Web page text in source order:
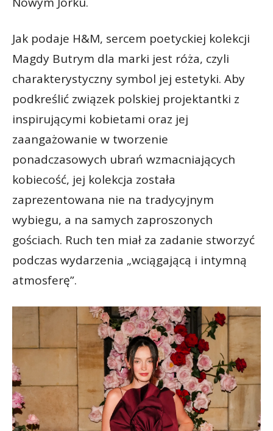
Jak podaje H&M, sercem poetyckiej kolekcji
Magdy Butrym dla marki jest róża, czyli
charakterystyczny symbol jej estetyki. Aby
podkreślić związek polskiej projektantki z
inspirującymi kobietami oraz jej
zaangażowanie w tworzenie
ponadczasowych ubrań wzmacniających
kobiecość, jej kolekcja została
zaprezentowana nie na tradycyjnym
wybiegu, a na samych zaproszonych
gościach. Ruch ten miał za zadanie stworzyć
podczas wydarzenia „wciągającą i intymną
atmosferę”.